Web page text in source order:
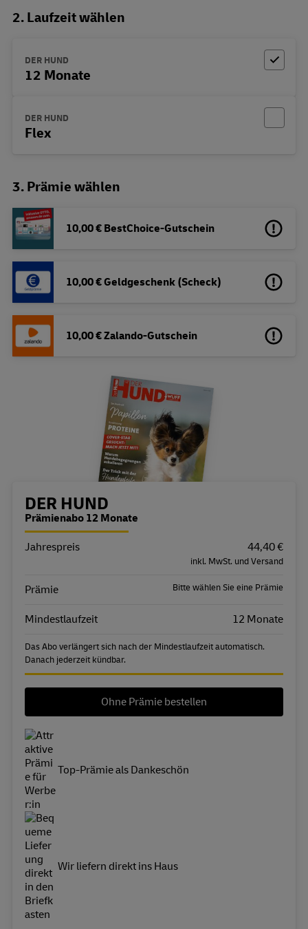
2. Laufzeit wählen
DER HUND
12 Monate
DER HUND
Flex
3. Prämie wählen
10,00 € BestChoice-Gutschein
10,00 € Geldgeschenk (Scheck)
10,00 € Zalando-Gutschein
Bestellübersicht
DER HUND
Prämienabo 12 Monate
Eigenschaft
Jahrespreis 44,40 €
inkl. MwSt. und Versand
Prämie Bitte wählen Sie eine Prämie
Mindestlaufzeit 12 Monate
Das Abo verlängert sich nach der Mindestlaufzeit automatisch.
Danach jederzeit kündbar.
Ohne Prämie bestellen
Top-Prämie als Dankeschön
Wir liefern direkt ins Haus